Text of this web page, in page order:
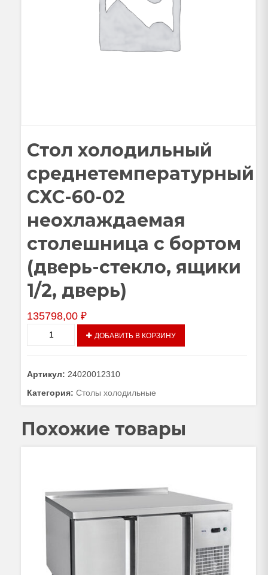
Стол холодильный
среднетемпературный
СХС-60-02
неохлаждаемая
столешница с бортом
(дверь-стекло, ящики
1/2, дверь)
135798,00 ₽
Стол
среднетемпературный
СХС-60-
столешница
ящики
ДОБАВИТЬ В КОРЗИНУ
Артикул: 24020012310
Категория: Столы холодильные
Похожие товары